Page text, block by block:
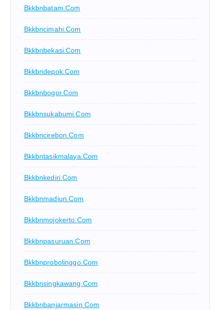
Bkkbnbatam.com
Bkkbncimahi.com
Bkkbnbekasi.com
Bkkbndepok.com
Bkkbnbogor.com
Bkkbnsukabumi.com
Bkkbncirebon.com
Bkkbntasikmalaya.com
Bkkbnkediri.com
Bkkbnmadiun.com
Bkkbnmojokerto.com
Bkkbnpasuruan.com
Bkkbnprobolinggo.com
Bkkbnsingkawang.com
Bkkbnbanjarmasin.com